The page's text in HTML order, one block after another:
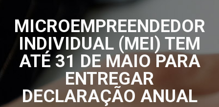
MICROEMPREENDEDOR
INDIVIDUAL (MEI) TEM
ATÉ 31 DE MAIO PARA
ENTREGAR
DECLARAÇÃO ANUAL